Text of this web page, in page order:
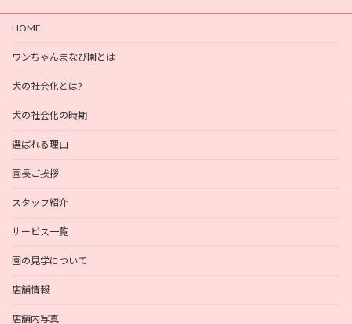
HOME
ワンちゃんまなび園とは
犬の社会化とは?
犬の社会化の時期
選ばれる理由
園長ご挨拶
スタッフ紹介
サービス一覧
園の見学について
店舗情報
店舗内写真